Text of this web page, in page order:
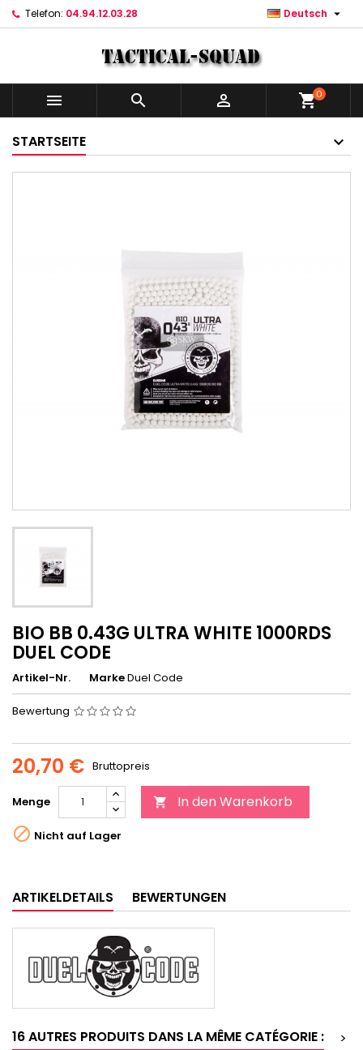
Telefon: 04.94.12.03.28 Deutsch 
   shopping_cart0
STARTSEITE
BIO BB 0.43G ULTRA WHITE 1000RDS
DUEL CODE
Artikel-Nr. MarkeDuel Code
Bewertung
20,70 € Bruttopreis
Menge  In den Warenkorb
 Nicht auf Lager
ARTIKELDETAILS BEWERTUNGEN
16 AUTRES PRODUITS DANS LA MÊME CATÉGORIE :
>